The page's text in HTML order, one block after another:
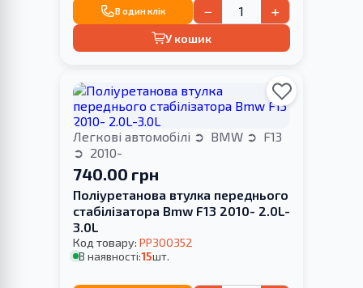
В один клік − +
У кошик
Легкові автомобілі BMW
F13
2010-
740.00 грн
Поліуретанова втулка переднього
стабілізатора Bmw F13 2010- 2.0L-
3.0L
Код товару: PP300352
В наявності:15шт.